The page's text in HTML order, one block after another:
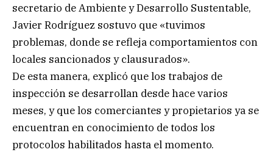
secretario de Ambiente y Desarrollo Sustentable,
Javier Rodríguez sostuvo que «tuvimos
problemas, donde se refleja comportamientos con
locales sancionados y clausurados».
De esta manera, explicó que los trabajos de
inspección se desarrollan desde hace varios
meses, y que los comerciantes y propietarios ya se
encuentran en conocimiento de todos los
protocolos habilitados hasta el momento.